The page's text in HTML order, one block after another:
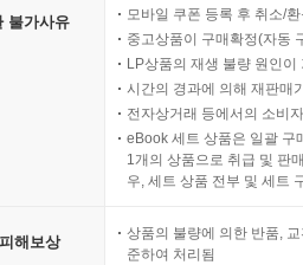
불가사유
모바일 쿠폰 등록 후 취소/
중고상품이 구매확정(자동
LP상품의 재생 불량 원인
시간의 경과에 의해 재판매
전자상거래 등에서의 소비
eBook 세트 상품은 일괄 구
1개의 상품으로 취급 및 판
우, 세트 상품 전부 및 세트
해보상
상품의 불량에 의한 반품,
준하여 처리됨